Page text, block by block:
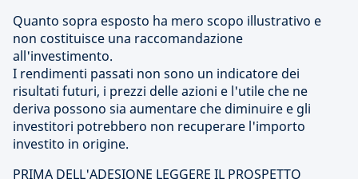
Quanto sopra esposto ha mero scopo illustrativo e
non costituisce una raccomandazione
all'investimento.
I rendimenti passati non sono un indicatore dei
risultati futuri, i prezzi delle azioni e l'utile che ne
deriva possono sia aumentare che diminuire e gli
investitori potrebbero non recuperare l'importo
investito in origine.
PRIMA DELL'ADESIONE LEGGERE IL PROSPETTO